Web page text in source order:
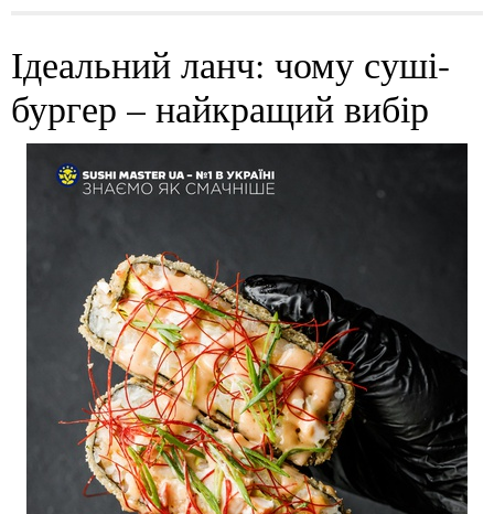
Ідеальний ланч: чому суші-
бургер – найкращий вибір